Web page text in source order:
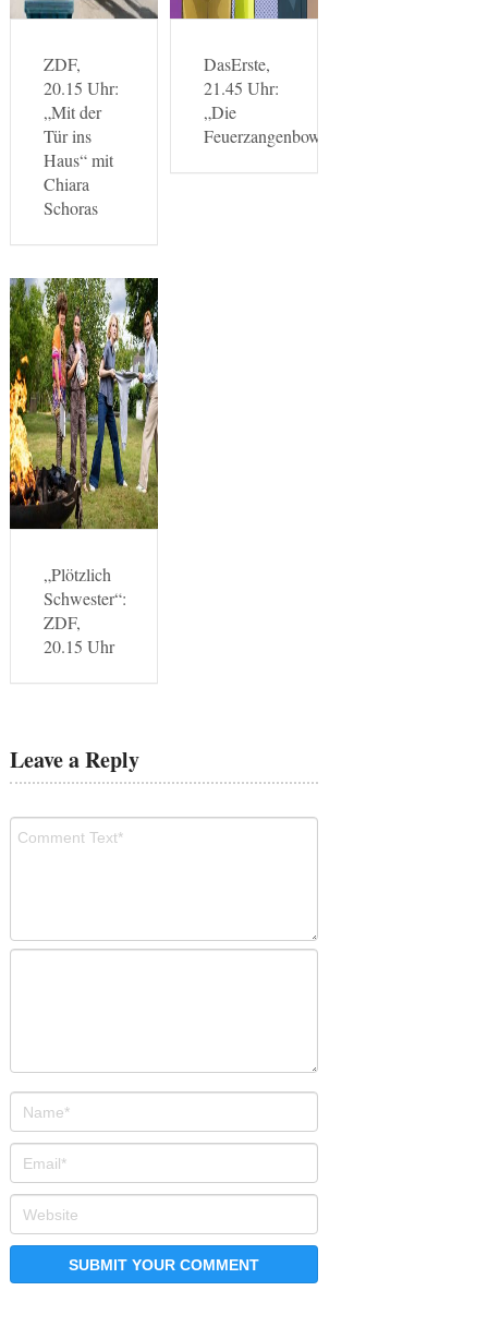
ZDF,
20.15 Uhr:
„Mit der
Tür ins
Haus“ mit
Chiara
Schoras
DasErste,
21.45 Uhr:
„Die
Feuerzangenbowle“
„Plötzlich
Schwester“:
ZDF,
20.15 Uhr
Leave a Reply